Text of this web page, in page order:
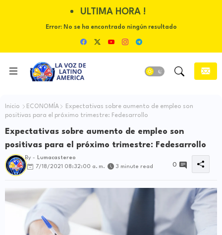
ULTIMA HORA !
Error:No se ha encontrado ningún resultado
Inicio ECONOMÍA
Expectativas sobre aumento de empleo son
positivas para el próximo trimestre: Fedesarrollo
Expectativas sobre aumento de empleo son
positivas para el próximo trimestre: Fedesarrollo
By -
Lumacastereo
7/18/2021 08:32:00 a. m.
3 minute read 0